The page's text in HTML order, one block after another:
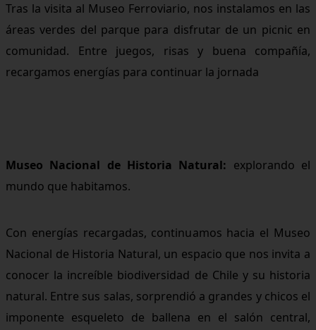
Tras la visita al Museo Ferroviario, nos instalamos en las
áreas verdes del parque para disfrutar de un picnic en
comunidad. Entre juegos, risas y buena compañía,
recargamos energías para continuar la jornada
Museo Nacional de Historia Natural: explorando el
mundo que habitamos.
Con energías recargadas, continuamos hacia el Museo
Nacional de Historia Natural, un espacio que nos invita a
conocer la increíble biodiversidad de Chile y su historia
natural. Entre sus salas, sorprendió a grandes y chicos el
imponente esqueleto de ballena en el salón central,